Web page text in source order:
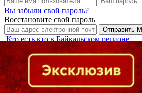
Вы забыли свой пароль?
Восстановите свой пароль
Кто есть кто в Байкальском регионе